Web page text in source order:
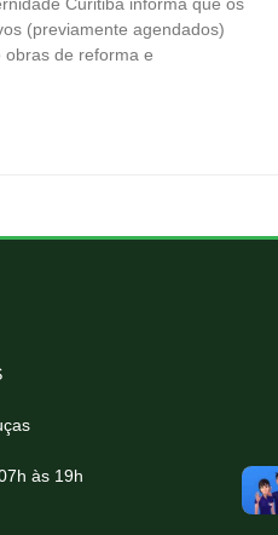
(previamente agendados)
de reforma e
às 19h